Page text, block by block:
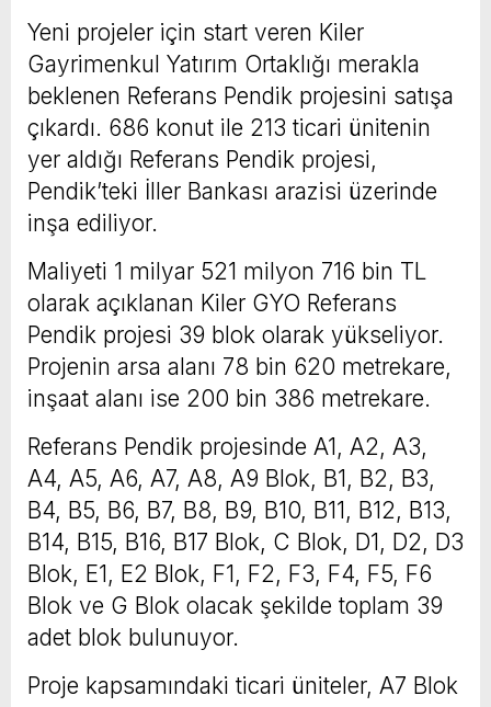
Yeni projeler için start veren Kiler
Gayrimenkul Yatırım Ortaklığı merakla
beklenen Referans Pendik projesini satışa
çıkardı. 686 konut ile 213 ticari ünitenin
yer aldığı Referans Pendik projesi,
Pendik’teki İller Bankası arazisi üzerinde
inşa ediliyor.
Maliyeti 1 milyar 521 milyon 716 bin TL
olarak açıklanan Kiler GYO Referans
Pendik projesi 39 blok olarak yükseliyor.
Projenin arsa alanı 78 bin 620 metrekare,
inşaat alanı ise 200 bin 386 metrekare.
Referans Pendik projesinde A1, A2, A3,
A4, A5, A6, A7, A8, A9 Blok, B1, B2, B3,
B4, B5, B6, B7, B8, B9, B10, B11, B12, B13,
B14, B15, B16, B17 Blok, C Blok, D1, D2, D3
Blok, E1, E2 Blok, F1, F2, F3, F4, F5, F6
Blok ve G Blok olacak şekilde toplam 39
adet blok bulunuyor.
Proje kapsamındaki ticari üniteler, A7 Blok